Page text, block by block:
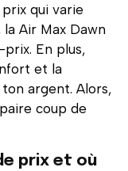
qui varie
, la Air Max Dawn
En plus,
et la
argent. Alors,
coup de
prix et où